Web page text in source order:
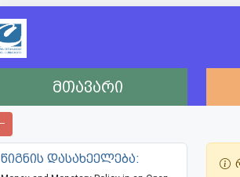
მთავარი
წიგნის დასახეელება: